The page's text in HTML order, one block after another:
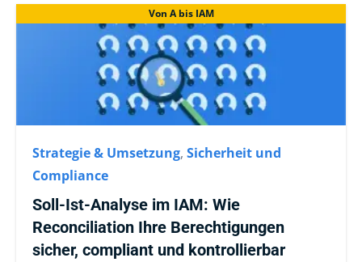
Von A bis IAM
Strategie & Umsetzung, Sicherheit und
Compliance
Soll-Ist-Analyse im IAM: Wie
Reconciliation Ihre Berechtigungen
sicher, compliant und kontrollierbar